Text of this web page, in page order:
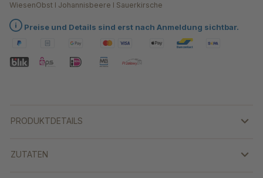
WiesenObst I Johannisbeere l Sauerkirsche
Preise und Details sind erst nach Anmeldung sichtbar.
PRODUKTDETAILS
ZUTATEN